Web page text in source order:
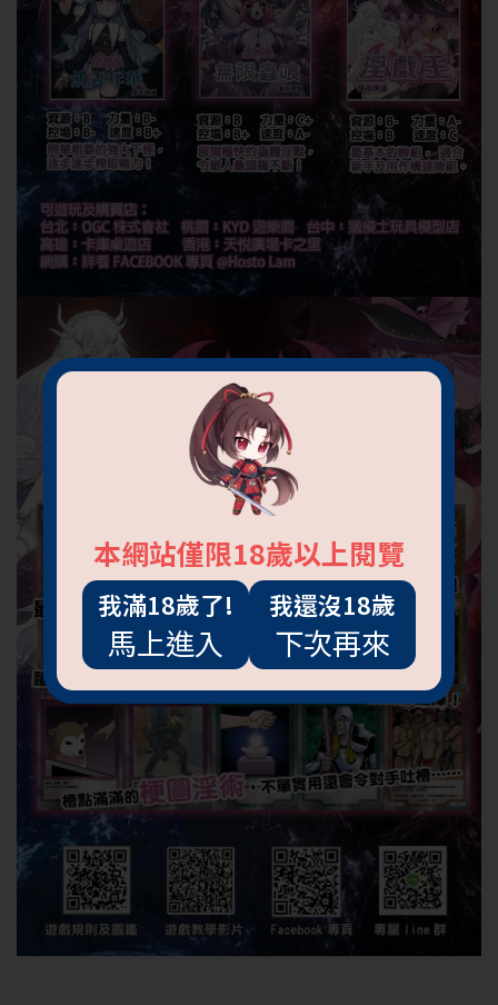
本網站僅限18歲以上閱覽
我滿18歲了!
馬上進入
我還沒18歲
下次再來
抱歉!必須年滿18歲
才能閱覽OGC網站